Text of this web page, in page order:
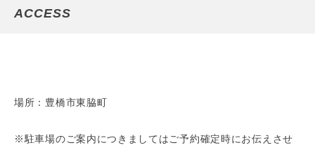
ACCESS
場所：豊橋市東脇町
※駐車場のご案内につきましてはご予約確定時にお伝えさせ